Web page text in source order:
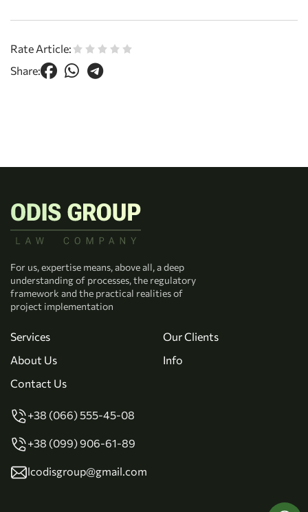
Rate Article:
Share:
For us, expertise means, above all, a deep
understanding of processes, the regulatory
framework and the practical realities of
project implementation
Services
Our Clients
About Us
Info
Contact Us
+38 (066) 555-45-08
+38 (099) 906-61-89
lcodisgroup@gmail.com